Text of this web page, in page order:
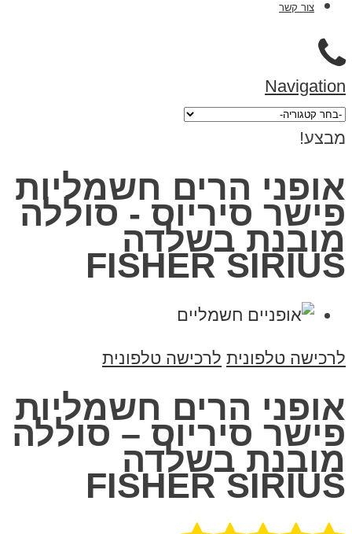
צור קשר
Navigation
מבצע!
אופני הרים חשמליות
פישר סיריוס - סוללה
מובנת בשלדה
FISHER SIRIUS
לרכישה טלפונית לרכישה טלפונית
אופני הרים חשמליות
פישר סיריוס – סוללה
מובנת בשלדה
FISHER SIRIUS